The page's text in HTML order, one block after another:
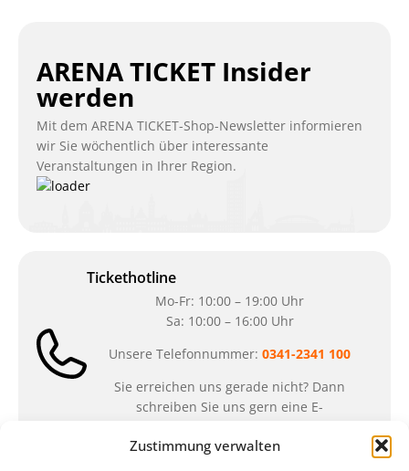
Zustimmung verwalten
ARENA TICKET Insider
werden
Mit dem ARENA TICKET-Shop-Newsletter informieren
wir Sie wöchentlich über interessante
Veranstaltungen in Ihrer Region.
Tickethotline
Mo-Fr: 10:00 – 19:00 Uhr
Sa: 10:00 – 16:00 Uhr
Unsere Telefonnummer: 0341-2341 100
Sie erreichen uns gerade nicht? Dann
schreiben Sie uns gern eine E-